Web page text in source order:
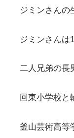
ジミンさんの
ジミンさんは
二人兄弟の長
回東小学校と
釜山芸術高等